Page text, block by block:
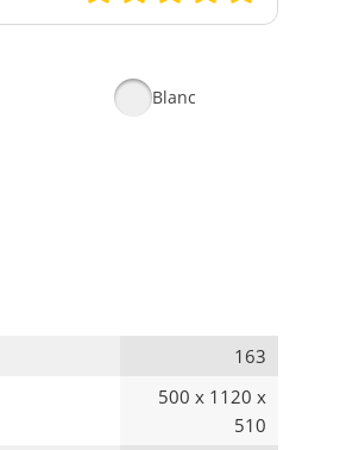
Blanc
163
500 x 1120 x
510